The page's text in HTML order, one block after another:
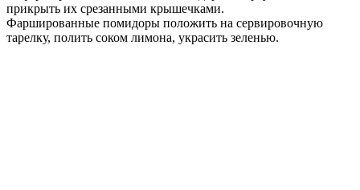
прикрыть их срезанными крышечками.
Фаршированные помидоры положить на сервировочную
тарелку, полить соком лимона, украсить зеленью.